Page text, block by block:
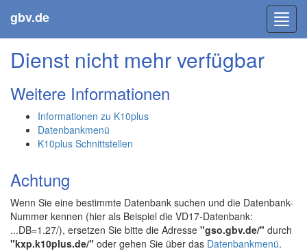
gbv.de
Dienst nicht mehr verfügbar
Weitere Informationen
Informationen zu K10plus
Datenbankmenü
K10plus Schnittstellen
Achtung
Wenn Sie eine bestimmte Datenbank suchen und die Datenbank-
Nummer kennen (hier als Beispiel die VD17-Datenbank:
...DB=1.27/), ersetzen Sie bitte die Adresse "gso.gbv.de/" durch
"kxp.k10plus.de/" oder gehen Sie über das Datenbankmenü.